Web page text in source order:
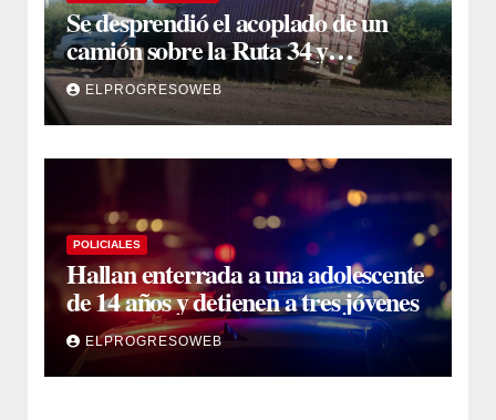
Se desprendió el acoplado de un
camión sobre la Ruta 34 y
camioneros se unieron para
retirarlo
ELPROGRESOWEB
POLICIALES
Hallan enterrada a una adolescente
de 14 años y detienen a tres jóvenes
ELPROGRESOWEB